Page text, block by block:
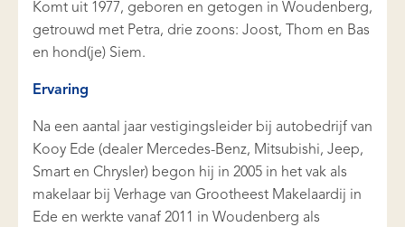
Komt uit 1977, geboren en getogen in Woudenberg,
getrouwd met Petra, drie zoons: Joost, Thom en Bas
en hond(je) Siem.
Ervaring
Na een aantal jaar vestigingsleider bij autobedrijf van
Kooy Ede (dealer Mercedes-Benz, Mitsubishi, Jeep,
Smart en Chrysler) begon hij in 2005 in het vak als
makelaar bij Verhage van Grootheest Makelaardij in
Ede en werkte vanaf 2011 in Woudenberg als